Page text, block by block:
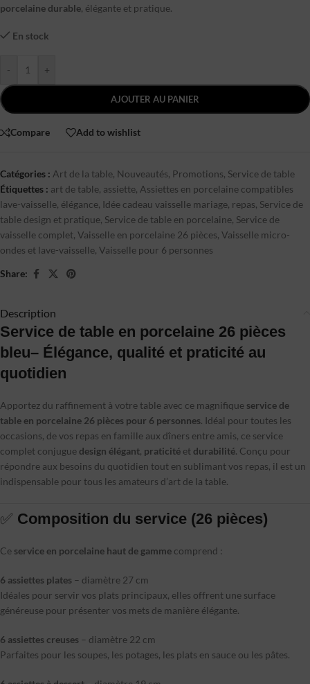
porcelaine durable, élégante et pratique.
En stock
- +
AJOUTER AU PANIER
Compare Add to wishlist
Catégories : Art de la table, Nouveautés, Promotions, Service de table
Étiquettes : art de table, assiette, Assiettes en porcelaine compatibles
lave-vaisselle, élégance, Idée cadeau vaisselle mariage, repas, Service de
table design et pratique, Service de table en porcelaine, Service de
vaisselle complet, Vaisselle en porcelaine 26 pièces, Vaisselle micro-
ondes et lave-vaisselle, Vaisselle pour 6 personnes
Share:
Description
Service de table en porcelaine 26 pièces
bleu– Élégance, qualité et praticité au
quotidien
Apportez du raffinement à votre table avec ce magnifique service de
table en porcelaine 26 pièces pour 6 personnes. Idéal pour toutes les
occasions, de vos repas en famille aux dîners entre amis, ce service
complet conjugue design élégant, praticité et durabilité. Conçu pour
répondre aux besoins du quotidien tout en sublimant vos repas, il est un
indispensable pour tous les amateurs d’art de la table.
✅ Composition du service (26 pièces)
Ce service en porcelaine haut de gamme comprend :
6 assiettes plates – diamètre 27 cm
Idéales pour servir vos plats principaux, elles offrent une surface
généreuse pour présenter vos mets de manière élégante.
6 assiettes creuses – diamètre 22 cm
Parfaites pour les soupes, les potages, les plats en sauce ou les pâtes.